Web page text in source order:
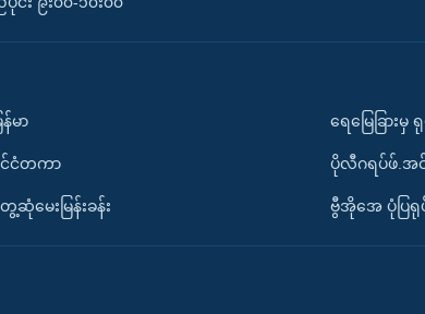
န်မာ
ငံတကာ
ဆုံမေးမြန်းခန်း
ရေမြေခြားမှ
ပိုလီဂရပ်ဖ်.အ
ဗွီအိုအေ ပုံပြ